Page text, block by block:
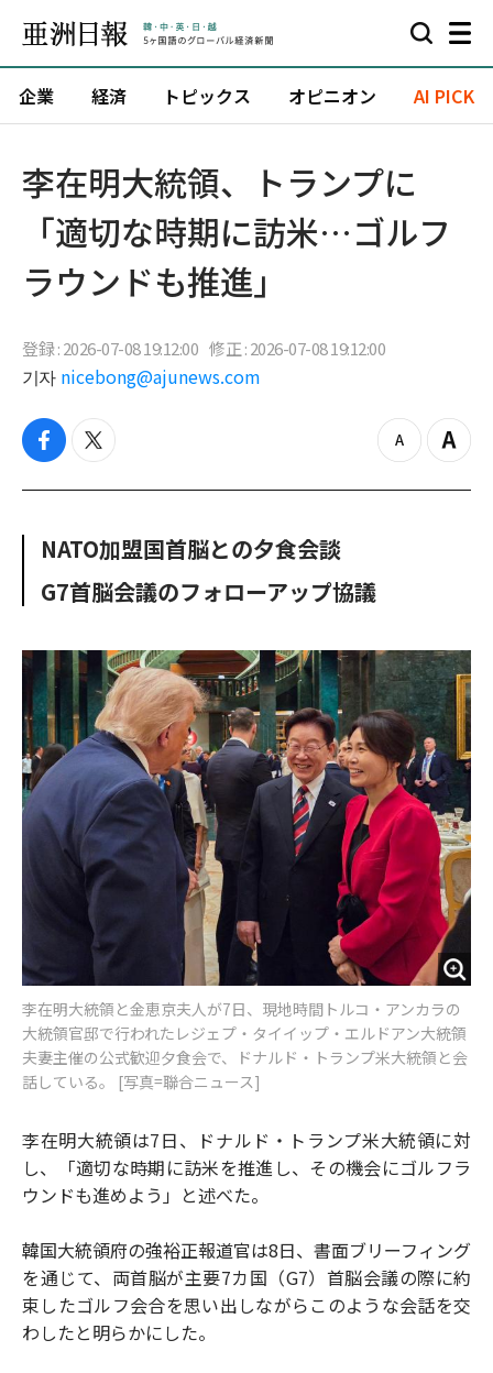
企業 経済 トピックス オピニオン AI PICK
李在明大統領、トランプに
「適切な時期に訪米…ゴルフ
ラウンドも推進」
登録 : 2026-07-08 19:12:00 修正 : 2026-07-08 19:12:00
기자 nicebong@ajunews.com
f
c
o
k
t
i
e
z
o
Z
o
NATO加盟国首脳との夕食会談
G7首脳会議のフォローアップ協議
李在明大統領と金恵京夫人が7日、現地時間トルコ・アンカラの
大統領官邸で行われたレジェプ・タイイップ・エルドアン大統領
夫妻主催の公式歓迎夕食会で、ドナルド・トランプ米大統領と会
話している。 [写真=聯合ニュース]
李在明大統領は7日、ドナルド・トランプ米大統領に対
し、「適切な時期に訪米を推進し、その機会にゴルフラ
ウンドも進めよう」と述べた。
韓国大統領府の強裕正報道官は8日、書面ブリーフィング
を通じて、両首脳が主要7カ国（G7）首脳会議の際に約
束したゴルフ会合を思い出しながらこのような会話を交
わしたと明らかにした。